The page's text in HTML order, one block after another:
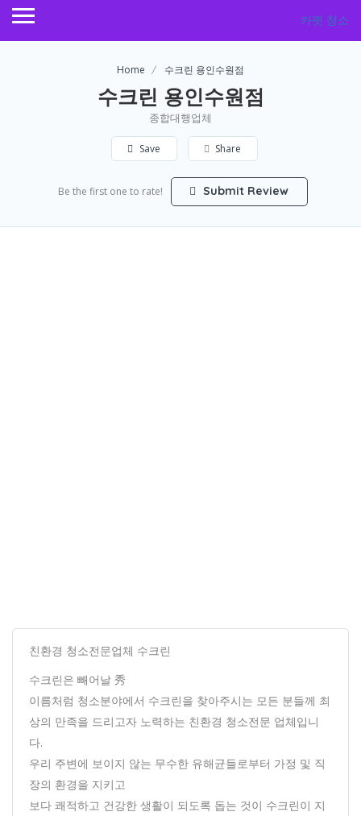
카펫 청소
Home 수크린 용인수원점
수크린 용인수원점
종합대행업체
Save Share
Be the first one to rate! Submit Review
친환경 청소전문업체 수크린
수크린은 빼어날 秀
이름처럼 청소분야에서 수크린을 찾아주시는 모든 분들께 최
상의 만족을 드리고자 노력하는 친환경 청소전문 업체입니
다.
우리 주변에 보이지 않는 무수한 유해균들로부터 가정 및 직
장의 환경을 지키고
보다 쾌적하고 건강한 생활이 되도록 돕는 것이 수크린이 지